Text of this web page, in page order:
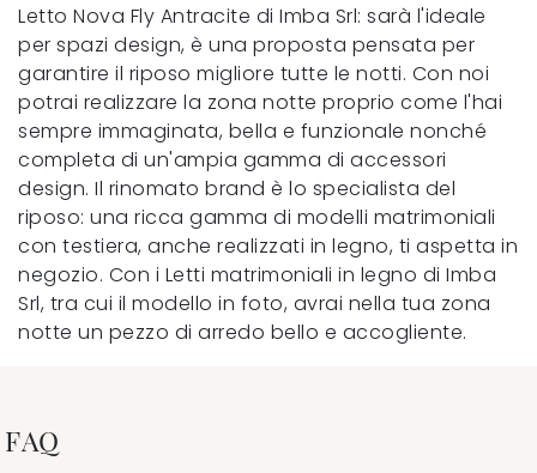
Letto Nova Fly Antracite di Imba Srl: sarà l'ideale
per spazi design, è una proposta pensata per
garantire il riposo migliore tutte le notti. Con noi
potrai realizzare la zona notte proprio come l'hai
sempre immaginata, bella e funzionale nonché
completa di un'ampia gamma di accessori
design. Il rinomato brand è lo specialista del
riposo: una ricca gamma di modelli matrimoniali
con testiera, anche realizzati in legno, ti aspetta in
negozio. Con i Letti matrimoniali in legno di Imba
Srl, tra cui il modello in foto, avrai nella tua zona
notte un pezzo di arredo bello e accogliente.
FAQ